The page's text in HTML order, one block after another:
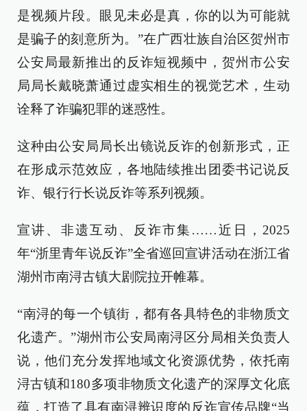
是视频片段。眼见未必是真，你的以为可能就
是骗子的刻意所为。”在广西壮族自治区贺州市
公安局最新推出的反诈短视频中，贺州市公安
局局长戴晓萧通过虚实相生的视觉艺术，生动
诠释了诈骗犯罪的迷惑性。
这种由公安局局长出镜说反诈的创新形式，正
在形成示范效应，各地陆续推出团委书记说反
诈、银行行长说反诈等系列视频。
宣讲、非遗互动、反诈市集……近日，2025
年“浙里青年说反诈”全省巡回宣讲活动在浙江省
湖州市南浔古镇大剧院拉开帷幕。
“南浔的每一个镇街，都有各具特色的非物质文
化遗产。”湖州市公安局南浔区分局相关负责人
说，他们充分发挥地域文化资源优势，依托南
浔古镇和180多项非物质文化遗产的深厚文化底
蕴，打造了具有南浔辨识度的反诈宣传品牌“当